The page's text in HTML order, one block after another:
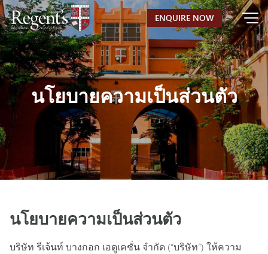
Skip
to
content
ENQUIRE NOW
นโยบายความเป็นส่วนตัว
นโยบายความเป็นส่วนตัว
บริษัท รีเจ้นท์ บางกอก เอดูเคชั่น จำกัด (“บริษัท”) ให้ความ